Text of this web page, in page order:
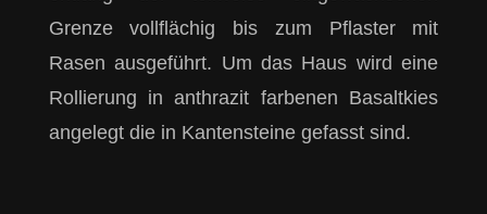
Grenze vollflächig bis zum Pflaster mit
Rasen ausgeführt. Um das Haus wird eine
Rollierung in anthrazit farbenen Basaltkies
angelegt die in Kantensteine gefasst sind.